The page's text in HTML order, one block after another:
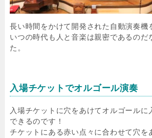
長い時間をかけて開発された自動演奏機
いつの時代も人と音楽は親密であるのだ
た。
入場チケットでオルゴール演奏
入場チケットに穴をあけてオルゴールに
できるのです！
チケットにある赤い点々に合わせて穴を